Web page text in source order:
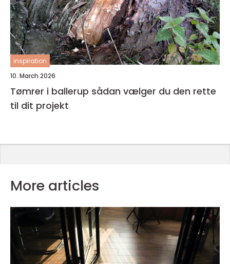
inspiration
10. March 2026
Tømrer i ballerup sådan vælger du den rette
til dit projekt
More articles